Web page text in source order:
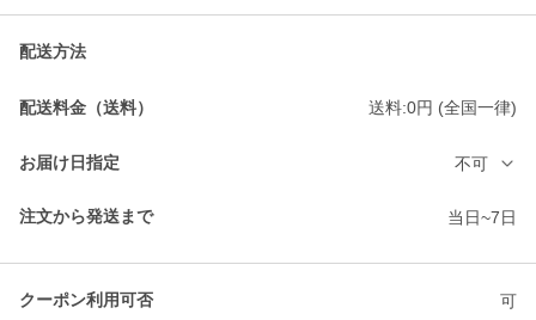
配送方法
配送料金（送料） 送料:0円 (全国一律)
お届け日指定 不可
注文から発送まで 当日~7日
クーポン利用可否 可